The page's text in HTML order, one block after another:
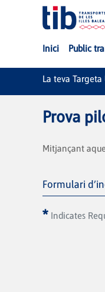
Skip to Main Content
Inici Public
La teva
Prova
Mitjançant
Formulari
Indicates